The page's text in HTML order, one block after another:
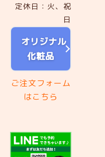
定休日：火、祝
日
オリジナル
化粧品
ご注文フォーム
はこちら